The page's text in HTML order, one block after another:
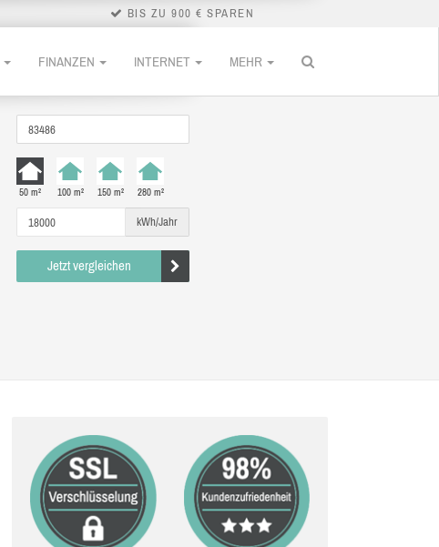
BIS ZU 900 € SPAREN
FINANZEN INTERNET MEHR
50 m² 100 m² 150 m² 280 m²
kWh/Jahr
Jetzt vergleichen